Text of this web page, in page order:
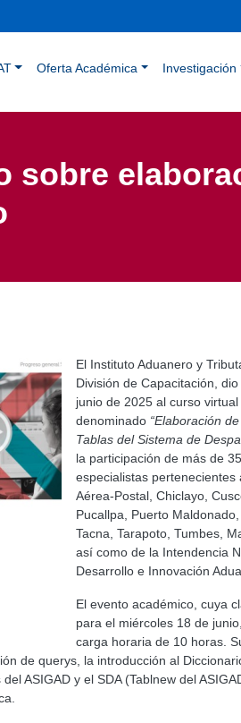
principal
Oferta Académica Investigación
sobre
El Instituto Aduanero y
División de Capacitación,
junio de 2025 al curso
denominado “Elaboración
Tablas del Sistema de
la participación de más de
especialistas pertenecientes
Aérea-Postal, Chiclayo,
Pucallpa, Puerto
Tacna, Tarapoto, Tumbes,
así como de la Intendencia
Desarrollo e Innovación
El evento académico, cuya
para el miércoles 18 de
carga horaria de 10 horas.
de querys, la introducción al
ASIGAD y el SDA (Tablnew del